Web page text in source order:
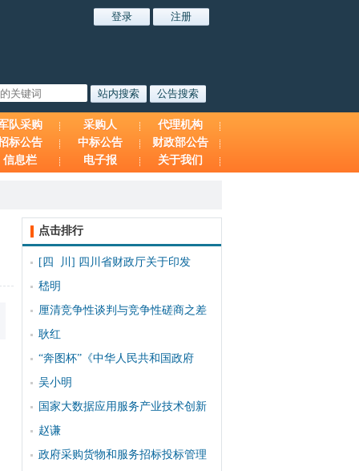
队采购 采购人
代理机构
标公告 中标公告
财政部公告
信息栏 电子报 关于我们
点击排行
[四 川] 四川省财政厅关于印发
嵇明
厘清竞争性谈判与竞争性磋商之差
耿红
“奔图杯”《中华人民共和国政府
吴小明
国家大数据应用服务产业技术创新
赵谦
政府采购货物和服务招标投标管理